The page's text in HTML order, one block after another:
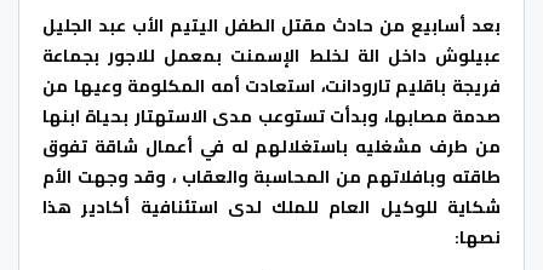
بعد أسابيع من حادث مقتل الطفل اليتيم الأب عبد الجليل
عبيلوش داخل الة لخلط الإسمنت بمعمل للاجور بجماعة
فريجة باقليم تارودانت، استعادت أمه المكلومة وعيها من
صدمة مصابها، وبدأت تستوعب مدى الاستهتار بحياة ابنها
من طرف مشغليه باستغلالهم له في أعمال شاقة تفوق
طاقته وبافلاتهم من المحاسبة والعقاب ، وقد وجهت الأم
شكاية للوكيل العام للملك لدى استئنافية أكادير هذا
نصها: